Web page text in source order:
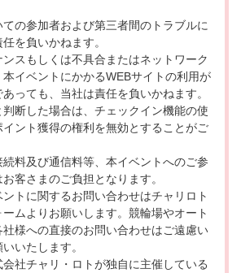
の参加者および第三者間のトラブルに
を負いかねます。
スもしくは不具合またはネットワーク
イベントにかかるWEBサイトの利用が
っても、当社は責任を負いかねます。
断した場合は、チェックイン機能の使
イント獲得の権利を無効とすることがご
料及び通信料等、本イベントへのご参
客さまのご負担となります。
トに関するお問い合わせはチャリロト
ムよりお願いします。競輪場やオート
社様への直接のお問い合わせはご遠慮い
いたします。
社チャリ・ロトが独自に主催している